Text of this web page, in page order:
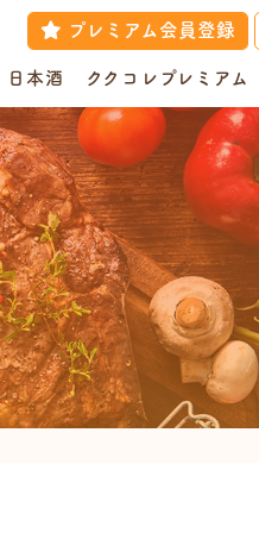
プレミアム会員登録
日本酒 ククコレプレミアム